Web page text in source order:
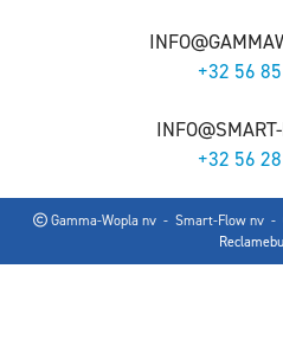
+32 56
+32 56
Gamma-Wopla nv - Smart-Flow nv -